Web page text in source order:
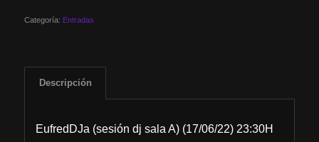
Categoría: Entradas
Descripción
EufredDJa (sesión dj sala A) (17/06/22) 23:30H